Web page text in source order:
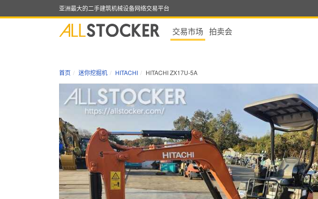
亚洲最大的二手建筑机械设备网络交易平台
交易市场 拍卖会
首页 迷你挖掘机 HITACHI HITACHI ZX17U-5A